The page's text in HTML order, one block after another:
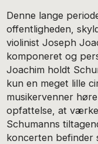
Denne lange
offentligheden,
violinist Joseph
komponeret og
Joachim holdt
kun en meget lille
musikervenner
opfattelse, at
Schumanns
koncerten befinder